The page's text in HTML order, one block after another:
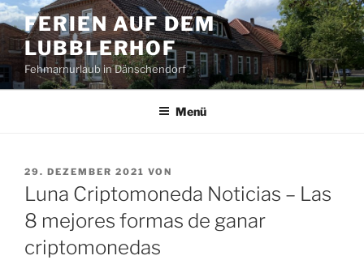
Zum
Inhalt
springen
FERIEN AUF DEM
LUBBLERHOF
Fehmarnurlaub in Dänschendorf
Menü
VERÖFFENTLICHT
AM
29. DEZEMBER 2021 VON
Luna Criptomoneda Noticias – Las
8 mejores formas de ganar
criptomonedas